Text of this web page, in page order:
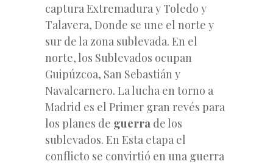
captura Extremadura y Toledo y
Talavera, Donde se une el norte y
sur de la zona sublevada. En el
norte, los Sublevados ocupan
Guipúzcoa, San Sebastián y
Navalcarnero. La lucha en torno a
Madrid es el Primer gran revés para
los planes de guerra de los
sublevados. En Esta etapa el
conflicto se convirtió en una guerra